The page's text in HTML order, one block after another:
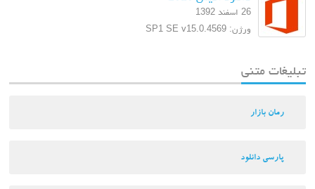
26 اسفند 1392
ورژن: SP1 SE v15.0.4569
تبلیغات متنی
رمان بازار
پارسی دانلود